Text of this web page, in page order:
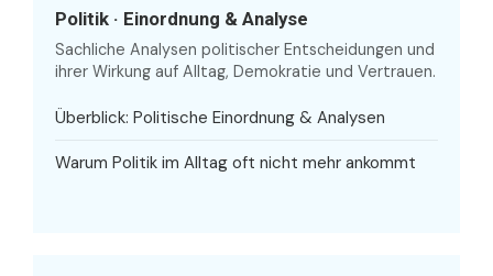
Politik · Einordnung & Analyse
Sachliche Analysen politischer Entscheidungen und
ihrer Wirkung auf Alltag, Demokratie und Vertrauen.
Überblick: Politische Einordnung & Analysen
Warum Politik im Alltag oft nicht mehr ankommt